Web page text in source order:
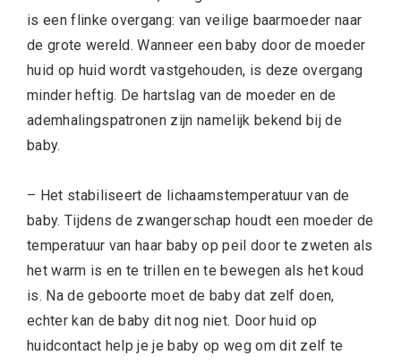
is een flinke overgang: van veilige baarmoeder naar
de grote wereld. Wanneer een baby door de moeder
huid op huid wordt vastgehouden, is deze overgang
minder heftig. De hartslag van de moeder en de
ademhalingspatronen zijn namelijk bekend bij de
baby.
– Het stabiliseert de lichaamstemperatuur van de
baby. Tijdens de zwangerschap houdt een moeder de
temperatuur van haar baby op peil door te zweten als
het warm is en te trillen en te bewegen als het koud
is. Na de geboorte moet de baby dat zelf doen,
echter kan de baby dit nog niet. Door huid op
huidcontact help je je baby op weg om dit zelf te